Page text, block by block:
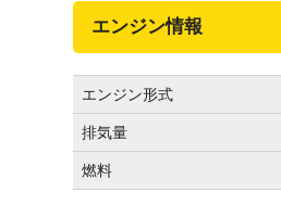
エンジン情報
エンジン形式
排気量
燃料